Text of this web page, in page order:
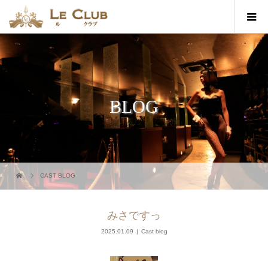
BLOG
CAST BLOG
みさですっ
2025.01.09 Cast blog